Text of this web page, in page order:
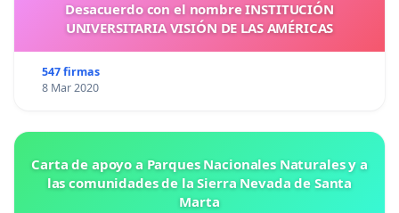
Desacuerdo con el nombre INSTITUCIÓN
UNIVERSITARIA VISIÓN DE LAS AMÉRICAS
547 firmas
8 Mar 2020
Carta de apoyo a Parques Nacionales Naturales y a
las comunidades de la Sierra Nevada de Santa
Marta